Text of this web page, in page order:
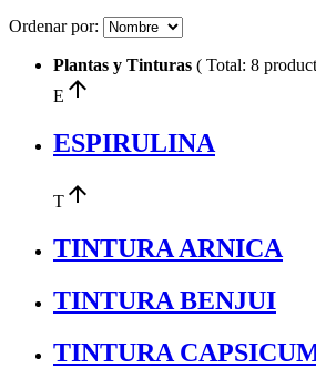
Ordenar por:
Plantas y Tinturas ( Total: 8
E arrow_upward
ESPIRULINA
T arrow_upward
TINTURA ARNICA
TINTURA BENJUI
TINTURA